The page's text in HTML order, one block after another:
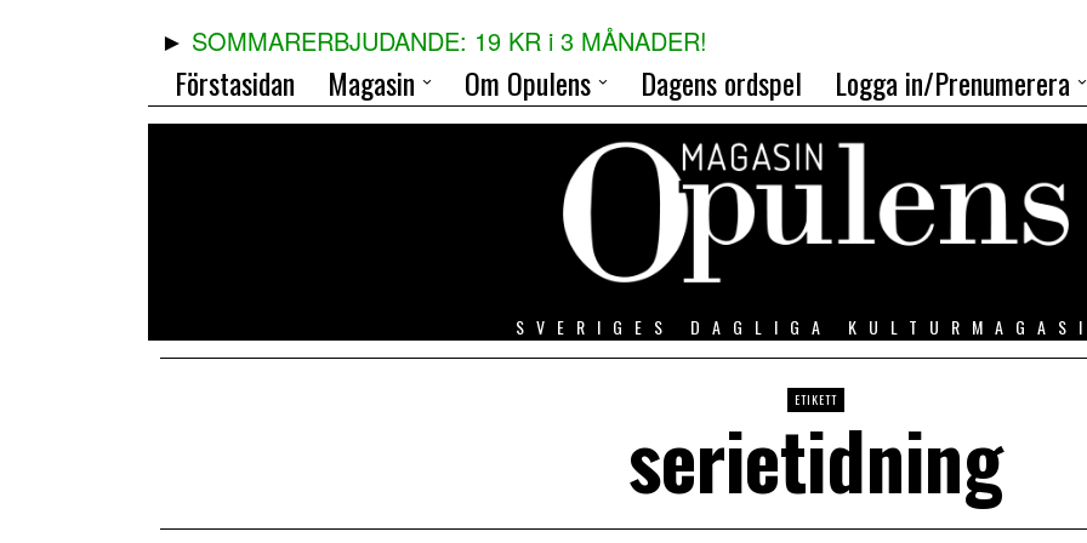
SOMMARERBJUDANDE: 19 KR i 3 MÅNADER!
Förstasidan Magasin Om Opulens Dagens ordspel Logga in/Prenumerera
SVERIGES DAGLIGA
ETIKETT
serietidning